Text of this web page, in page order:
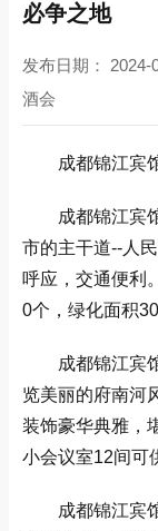
必争之地
发布日期： 2024-
酒会
成都锦江宾
成都锦江宾
市的主干道--人
呼应，交通便利
0个，绿化面积
成都锦江宾
览美丽的府南河
装饰豪华典雅，
小会议室12间可
成都锦江宾